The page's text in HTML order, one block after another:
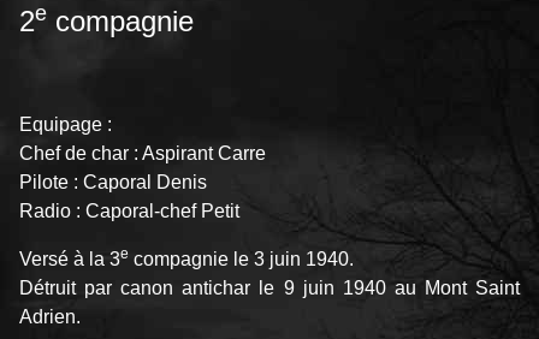
2e compagnie
Equipage :
Chef de char : Aspirant Carre
Pilote : Caporal Denis
Radio : Caporal-chef Petit
Versé à la 3e compagnie le 3 juin 1940.
Détruit par canon antichar le 9 juin 1940 au Mont Saint
Adrien.